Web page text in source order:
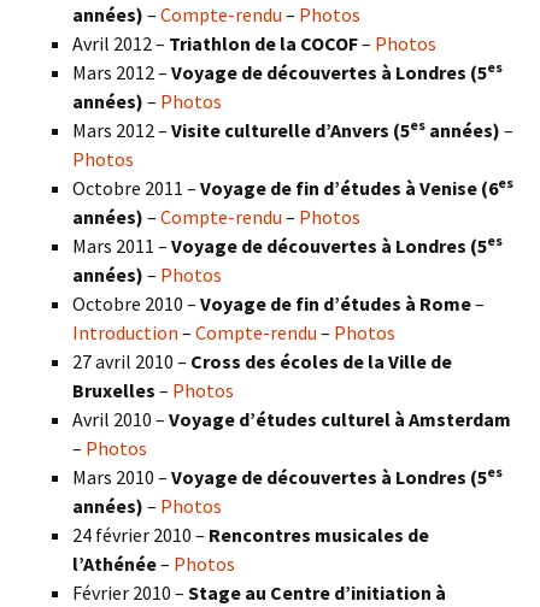
années) – Compte-rendu – Photos
Avril 2012 – Triathlon de la COCOF– Photos
Mars 2012 – Voyage de découvertes à Londres (5es
années) – Photos
Mars 2012 – Visite culturelle d’Anvers (5es années) –
Photos
Octobre 2011 – Voyage de fin d’études à Venise (6es
années) – Compte-rendu – Photos
Mars 2011 – Voyage de découvertes à Londres (5es
années) – Photos
Octobre 2010 – Voyage de fin d’études à Rome–
Introduction – Compte-rendu – Photos
27 avril 2010 – Cross des écoles de la Ville de
Bruxelles – Photos
Avril 2010 – Voyage d’études culturel à Amsterdam
– Photos
Mars 2010 – Voyage de découvertes à Londres (5es
années) – Photos
24 février 2010 – Rencontres musicales de
l’Athénée– Photos
Février 2010 – Stage au Centre d’initiation à